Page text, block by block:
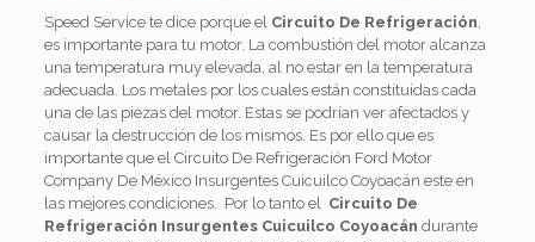
Speed Service te dice porque elCircuito De Refrigeración,
es importante para tu motor. La combustión del motor alcanza
una temperatura muy elevada, al no estar en la temperatura
adecuada. Los metales por los cuales están constituidas cada
una de las piezas del motor. Estas se podrían ver afectados y
causar la destrucción de los mismos. Es por ello que es
importante que el Circuito De Refrigeración Ford Motor
Company De México Insurgentes Cuicuilco Coyoacán este en
las mejores condiciones. Por lo tanto el Circuito De
Refrigeración Insurgentes Cuicuilco Coyoacán durante